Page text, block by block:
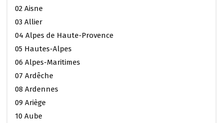
02 Aisne
03 Allier
04 Alpes de Haute-Provence
05 Hautes-Alpes
06 Alpes-Maritimes
07 Ardêche
08 Ardennes
09 Ariège
10 Aube